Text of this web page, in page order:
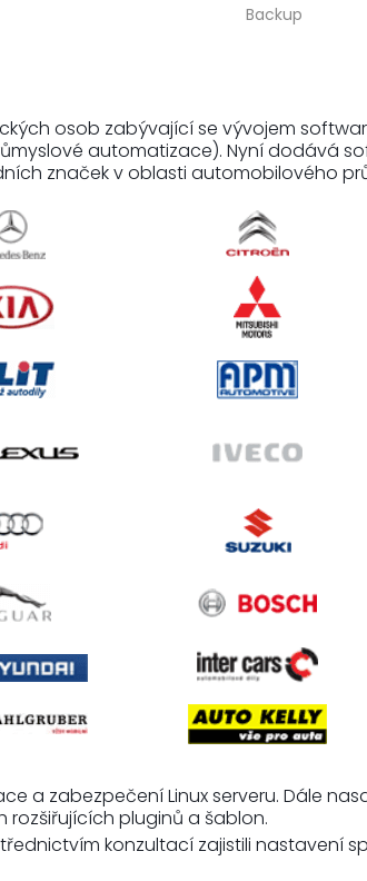
Backup
osob zabývající se vývojem
automatizace). Nyní dodává
značek v oblasti automobilového
a zabezpečení Linux serveru. Dále
pluginů a šablon.
konzultací zajistili nastavení